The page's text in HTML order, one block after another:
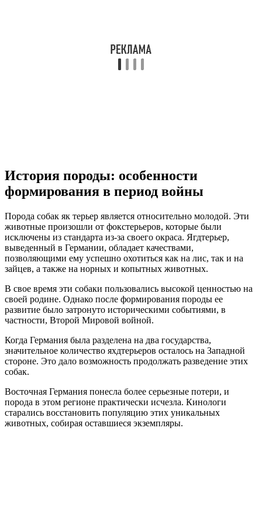
История породы: особенности
формирования в период войны
Порода собак як терьер является относительно молодой. Эти
животные произошли от фокстерьеров, которые были
исключены из стандарта из-за своего окраса. Ягдтерьер,
выведенный в Германии, обладает качествами,
позволяющими ему успешно охотиться как на лис, так и на
зайцев, а также на норных и копытных животных.
В свое время эти собаки пользовались высокой ценностью на
своей родине. Однако после формирования породы ее
развитие было затронуто историческими событиями, в
частности, Второй Мировой войной.
Когда Германия была разделена на два государства,
значительное количество яхдтерьеров осталось на Западной
стороне. Это дало возможность продолжать разведение этих
собак.
Восточная Германия понесла более серьезные потери, и
порода в этом регионе практически исчезла. Кинологи
старались восстановить популяцию этих уникальных
животных, собирая оставшиеся экземпляры.